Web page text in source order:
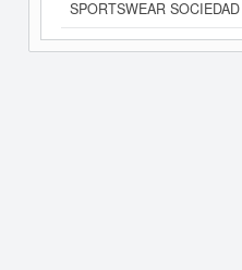
SPORTSWEAR